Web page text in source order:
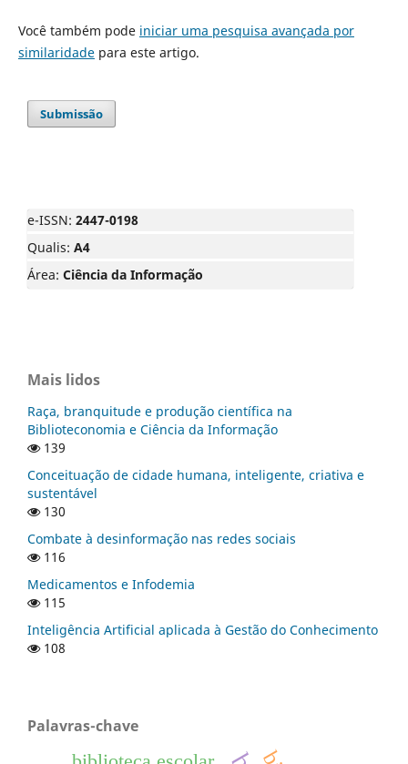
Você também pode iniciar uma pesquisa avançada por
similaridadepara este artigo.
Submissão
e-ISSN: 2447-0198
Qualis: A4
Área: Ciência da Informação
Mais lidos
Raça, branquitude e produção científica na
Biblioteconomia e Ciência da Informação
139
Conceituação de cidade humana, inteligente, criativa e
sustentável
130
Combate à desinformação nas redes sociais
116
Medicamentos e Infodemia
115
Inteligência Artificial aplicada à Gestão do Conhecimento
108
Palavras-chave